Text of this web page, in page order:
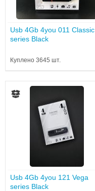
Usb 4Gb 4you 011 Classic
series Black
Куплено 3645 шт.
Usb 4Gb 4you 121 Vega
series Black